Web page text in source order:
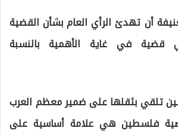
أن تهدئ الرأي العام بشأن القضية
قضية في غاية الأهمية بالنسبة
تلقي بثقلها على ضمير معظم العرب
فلسطين هي علامة أساسية على